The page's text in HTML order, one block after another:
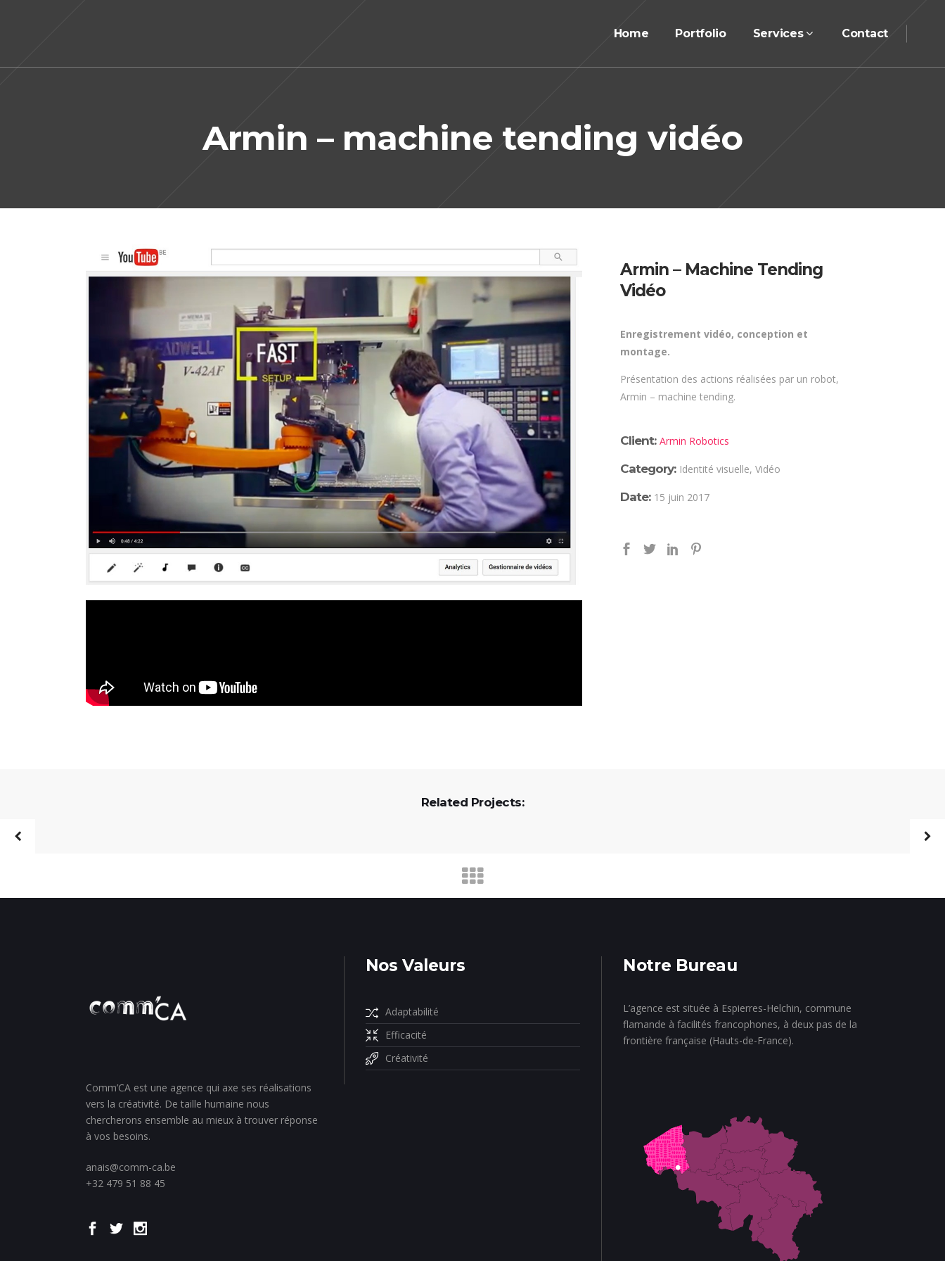
Home Portfolio Services Contact
Armin – machine tending vidéo
Armin – Machine Tending
Vidéo
Enregistrement vidéo, conception et
montage.
Présentation des actions réalisées par un robot,
Armin – machine tending.
Client: Armin Robotics
Category: Identité visuelle, Vidéo
Date: 15 juin 2017
Related Projects:
Comm’CA est une agence qui axe ses réalisations
vers la créativité. De taille humaine nous
chercherons ensemble au mieux à trouver réponse
à vos besoins.
anais@comm-ca.be
+32 479 51 88 45
Nos Valeurs
Adaptabilité
Efficacité
Créativité
Notre Bureau
L’agence est située à Espierres-Helchin, commune
flamande à facilités francophones, à deux pas de la
frontière française (Hauts-de-France).